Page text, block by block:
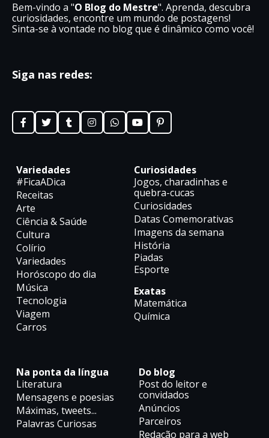
Bem-vindo a "O Blog do Mestre". Aprenda, descubra
curiosidades, encontre um mundo de postagens!
Sinta-se à vontade no blog que é dinâmico como você!
Siga nas redes:
Variedades
#FicaADica
Receitas
Arte
Ciência & Saúde
Cultura
Colírio
Variedades
Horóscopo do dia
Música
Tecnologia
Viagem
Carros
Curiosidades
Jogos, charadinhas e
quebra-cucas
Curiosidades
Datas Comemorativas
Imagens da semana
História
Piadas
Esporte
Exatas
Matemática
Química
Na ponta da língua
Literatura
Mensagens e poesias
Máximas, tweets...
Palavras Curiosas
Do blog
Post do leitor e
convidados
Anúncios
Parceiros
Redação para a web